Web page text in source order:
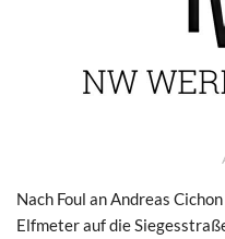
Nach Foul an Andreas
Elfmeter auf die